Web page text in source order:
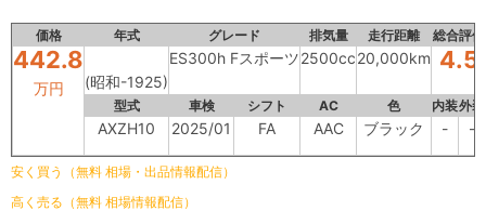
価格 年式 グレード 排気量 走行距離 総合評価
442.8
万円 (昭和-1925)
ES300h Fスポーツ2500cc20,000km 4.5
型式 車検 シフト AC 色 内装外装
AXZH10 2025/01 FA AAC ブラック - -
安く買う（無料 相場・出品情報配信）
高く売る（無料 相場情報配信）